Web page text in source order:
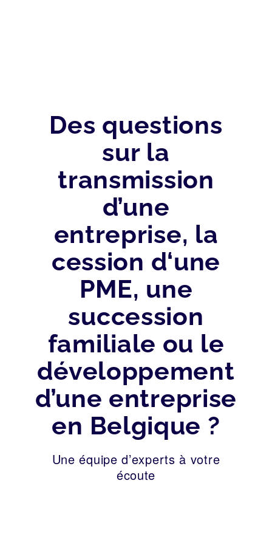
Des questions
sur la
transmission
d’une
entreprise, la
cession d‘une
PME, une
succession
familiale ou le
développement
d’une entreprise
en Belgique ?
Une équipe d’experts à votre
écoute